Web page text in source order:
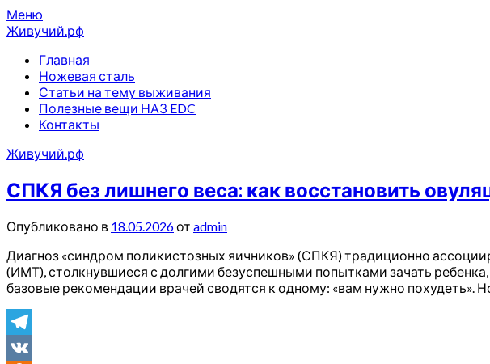
Перейти
к
Меню
Живучий.рф
Главная
Ножевая сталь
Статьи на тему выживания
Полезные вещи НАЗ EDC
Контакты
Живучий.рф
СПКЯ без лишнего веса: как восстановить
Опубликовано в 18.05.2026от admin
Диагноз «синдром поликистозных яичников» (СПКЯ) традиционно
(ИМТ), столкнувшиеся с долгими безуспешными попытками зачать
базовые рекомендации врачей сводятся к одному: «вам нужно похудеть».
Telegram